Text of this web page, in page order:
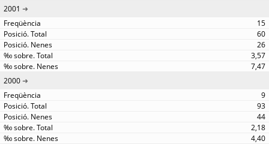
2001
15
60
26
3,57
7,47
2000
9
93
44
2,18
4,40